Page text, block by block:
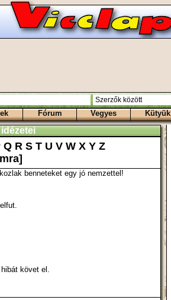
Fórum Vegyes Kütyük
Q R S T U V W X Y Z
benneteket egy jó nemzettel!
követ el.